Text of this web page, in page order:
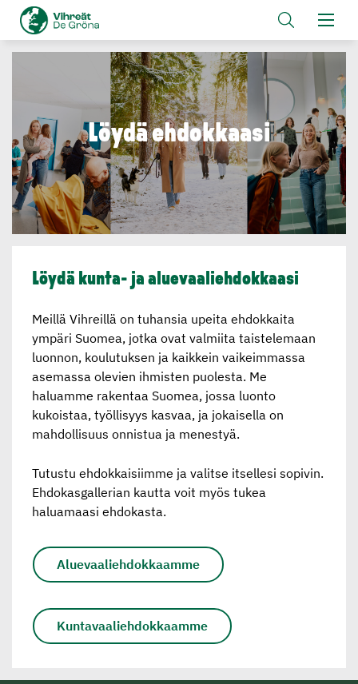
Löydä ehdokkaasi
Löydä kunta- ja aluevaa­lieh­dok­kaasi
Meillä Vihreillä on tuhansia upeita ehdokkaita
ympäri Suomea, jotka ovat valmiita taistelemaan
luonnon, koulutuksen ja kaikkein vaikeimmassa
asemassa olevien ihmisten puolesta. Me
haluamme rakentaa Suomea, jossa luonto
kukoistaa, työllisyys kasvaa, ja jokaisella on
mahdollisuus onnistua ja menestyä.
Tutustu ehdokkaisiimme ja valitse itsellesi sopivin.
Ehdokasgallerian kautta voit myös tukea
haluamaasi ehdokasta.
Aluevaaliehdokkaamme
Kuntavaaliehdokkaamme